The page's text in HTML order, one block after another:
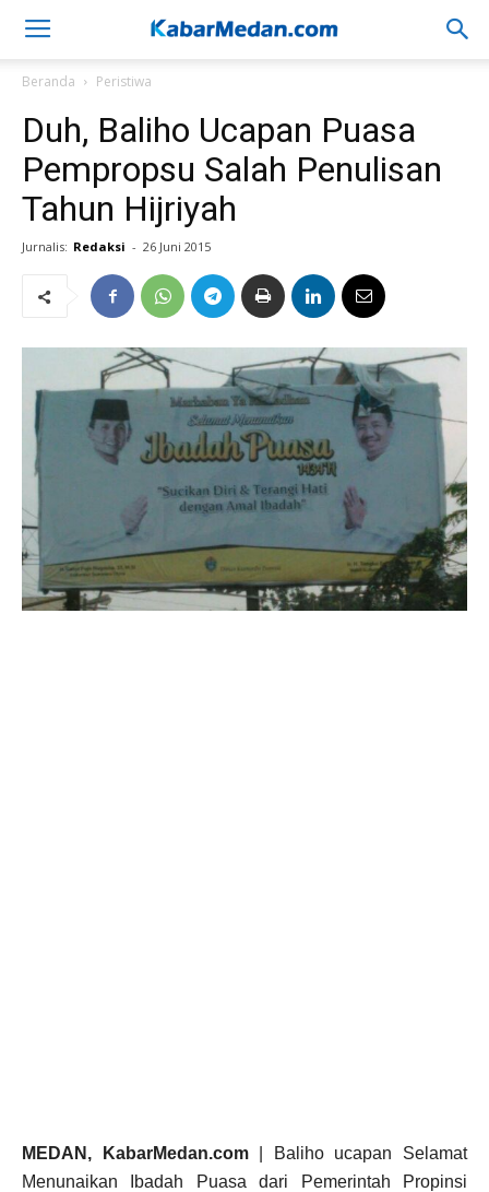
Beranda Peristiwa
Duh, Baliho Ucapan Puasa
Pempropsu Salah Penulisan
Tahun Hijriyah
Jurnalis: Redaksi - 26 Juni 2015
MEDAN, KabarMedan.com| Baliho ucapan Selamat
Menunaikan Ibadah Puasa dari Pemerintah Propinsi